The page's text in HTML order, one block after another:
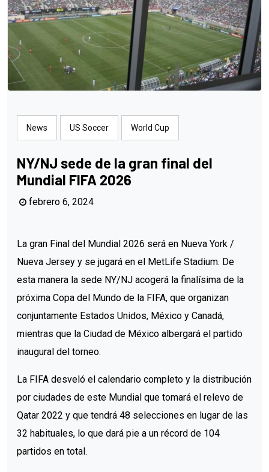
News US Soccer World Cup
NY/NJ sede de la gran final del
Mundial FIFA 2026
febrero 6, 2024
La gran Final del Mundial 2026 será en Nueva York /
Nueva Jersey y se jugará en el MetLife Stadium. De
esta manera la sede NY/NJ acogerá la finalísima de la
próxima Copa del Mundo de la FIFA, que organizan
conjuntamente Estados Unidos, México y Canadá,
mientras que la Ciudad de México albergará el partido
inaugural del torneo.
La FIFA desveló el calendario completo y la distribución
por ciudades de este Mundial que tomará el relevo de
Qatar 2022 y que tendrá 48 selecciones en lugar de las
32 habituales, lo que dará pie a un récord de 104
partidos en total.